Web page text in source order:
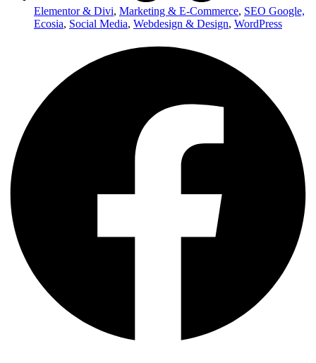
Elementor & Divi, Marketing & E-Commerce, SEO Google,
Ecosia, Social Media, Webdesign & Design, WordPress